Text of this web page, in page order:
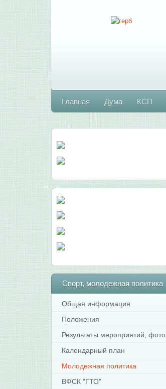
Главная Дума КСП
Спорт, молодежная политика
Общая информация
Положения
Результаты мероприятий, фото
Календарный план
Молодежная политика
ВФСК "ГТО"